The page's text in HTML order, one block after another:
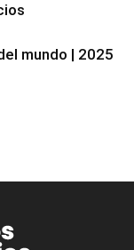
mundo | 2025